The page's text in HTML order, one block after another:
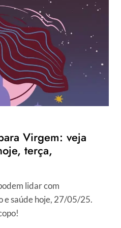
Virgem: veja
terça,
lidar com
e saúde hoje, 27/05/25.